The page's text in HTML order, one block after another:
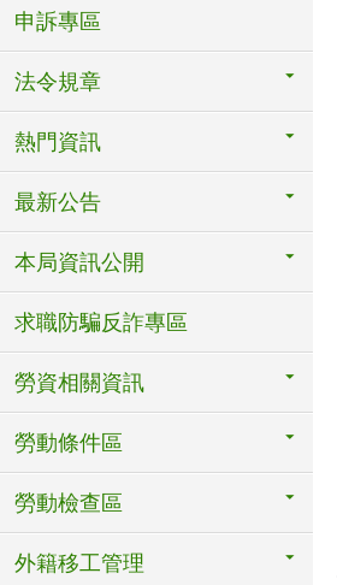
申訴專區
法令規章
熱門資訊
最新公告
本局資訊公開
求職防騙反詐專區
勞資相關資訊
勞動條件區
勞動檢查區
外籍移工管理